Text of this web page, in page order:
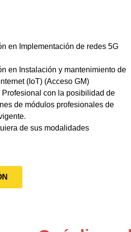
en Implementación de redes 5G
en Instalación y mantenimiento de
(IoT) (Acceso GM)
con la posibilidad de
de módulos profesionales de
de sus modalidades